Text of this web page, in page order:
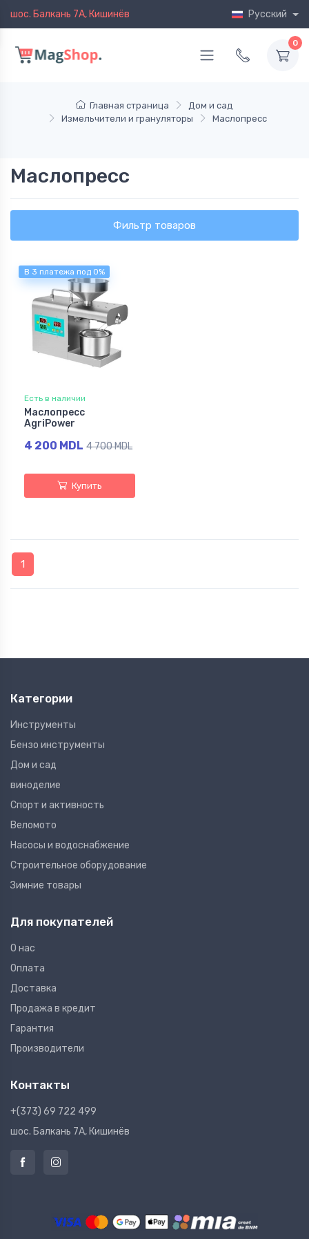
шос. Балкань 7A, Кишинёв Русский
0
Главная страница
Дом и сад
Измельчители и грануляторы
Маслопресс
Маслопресс
Фильтр товаров
В 3 платежа под 0%
Есть в наличии
Маслопресс
AgriPower
4 200 MDL 4 700 MDL
Купить
1
Категории
Инструменты
Бензо инструменты
Дом и сад
виноделие
Спорт и активность
Веломото
Насосы и водоснабжение
Строительное оборудование
Зимние товары
Для покупателей
О нас
Оплата
Доставка
Продажа в кредит
Гарантия
Производители
Контакты
+(373) 69 722 499
шос. Балкань 7A, Кишинёв